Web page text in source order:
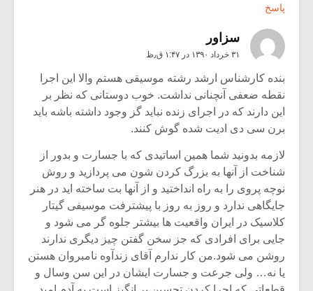
پاسخ
سزاور
۳۱ خرداد ۱۳۹۰ در ۱:۴۷ ق٫ظ
بنده کارشناس ارشد رشته موسیقی هستم والا این اجرا
نقطه ضعفی آنچنانی نداشت. خوب دوستانی که نظر بر
این دارند که در اجرای زنده نباید گز وجود داشته باشه باید
برن سی دی ادیت شده گوش کنند.
لازمه بدونید شما همین اساتیدی که با جسارت و بدور از
شناخت از آنها به بزرگ کردن شون می پردازید و روش
نوچه پروی را به راه انداختید و از آنها بت ساخته اید در هنر
جایگاهی ندارد و روز به روز با پیشترفت موسیفی گیتار
کلاسیک در ایران واقعیت ها بیشتر جلوه گر می شود و
جایی برای افرادی که جز سخن گفتن چیز دیگری ندارند
روشن می شود.من کار ندارم آقای زندآوه نامبروان هستن
یا نه… ولی جرعت و جسارت ایشان در این سن وسال و